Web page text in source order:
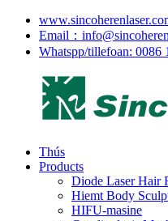
Email：
Whatspp/tillefoan: 0086
Thús
Products
Diode Laser Hair
Hiemt Body
HIFU-masine